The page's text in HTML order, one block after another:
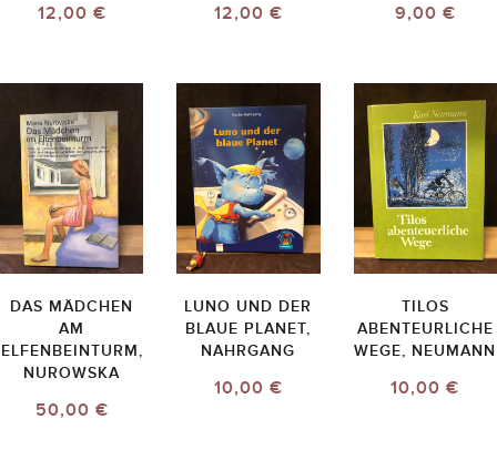
12,00 € 12,00 € 9,00 €
DAS MÄDCHEN
AM
ELFENBEINTURM,
NUROWSKA
50,00 €
LUNO UND DER
BLAUE PLANET,
NAHRGANG
10,00 €
TILOS
ABENTEURLICHE
WEGE, NEUMANN
10,00 €